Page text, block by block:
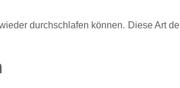
durchschlafen können. Diese Art